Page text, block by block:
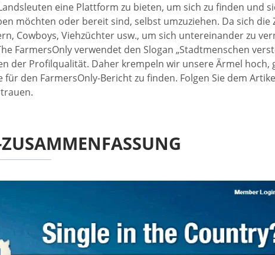
eine Plattform zu bieten, um sich zu finden und
möchten oder bereit sind, selbst umzuziehen. Da sich die
Cowboys, Viehzüchter usw., um sich untereinander zu
verwendet den Slogan „Stadtmenschen
der Profilqualität. Daher krempeln wir unsere Ärmel hoch,
den FarmersOnly-Bericht zu finden. Folgen Sie dem